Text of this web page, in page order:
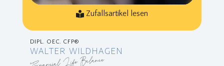
Zufallsartikel lesen
DIPL. OEC. CFP®
WALTER WILDHAGEN